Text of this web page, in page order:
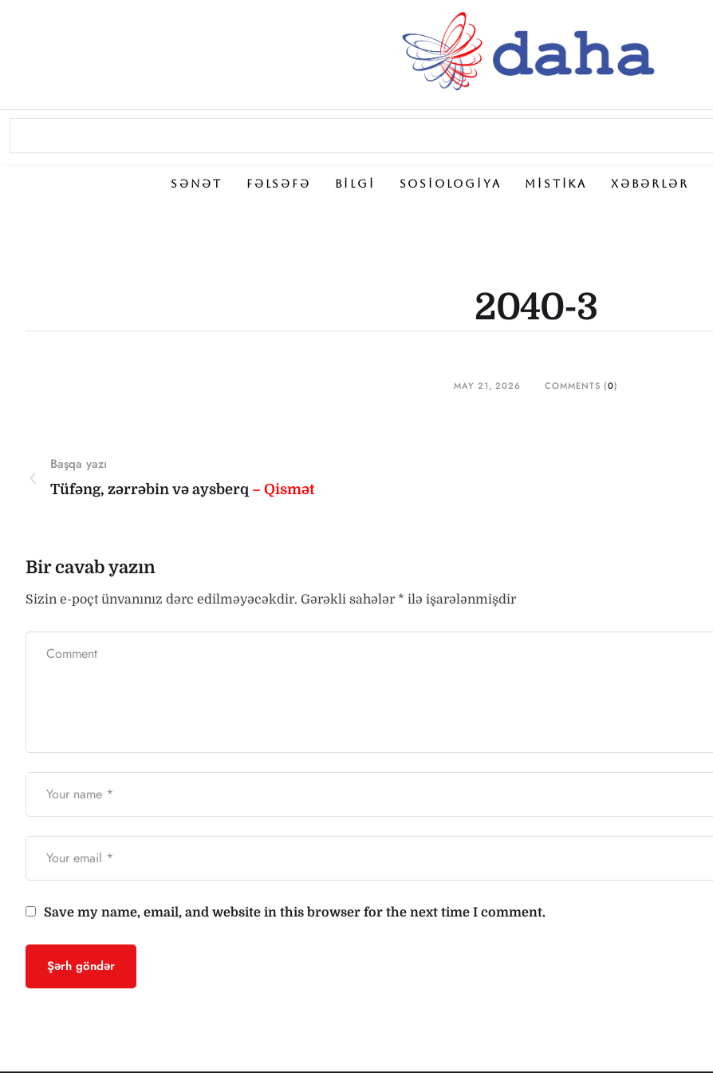
SƏNƏT FƏLSƏFƏ BILGI SOSIOLOGIYA MISTIKA XƏBƏRLƏR
2040-3
MAY 21, 2026 COMMENTS (0)
Başqa yazı
Tüfəng, zərrəbin və aysberq – Qismət
Bir cavab yazın
Sizin e-poçt ünvanınız dərc edilməyəcəkdir. Gərəkli sahələr * ilə işarələnmişdir
Save my name, email, and website in this browser for the next time I comment.